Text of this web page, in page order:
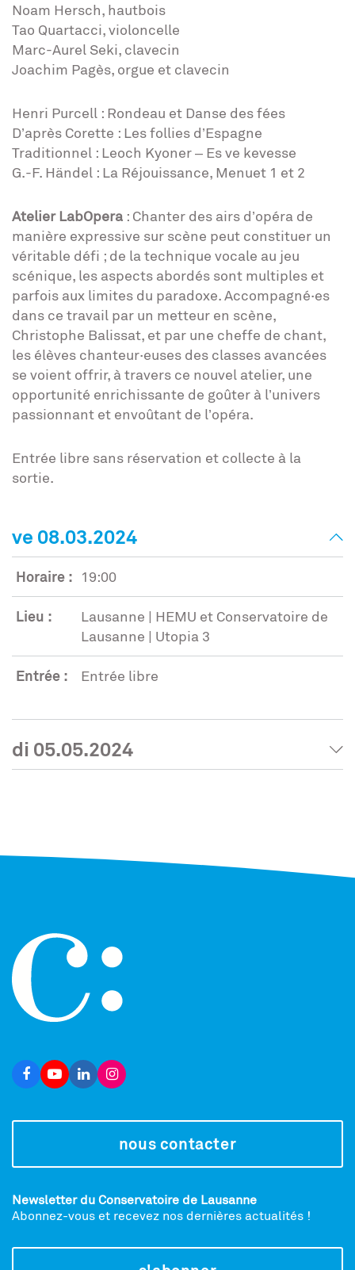
Noam Hersch, hautbois
Tao Quartacci, violoncelle
Marc-Aurel Seki, clavecin
Joachim Pagès, orgue et clavecin
Henri Purcell : Rondeau et Danse des fées
D’après Corette : Les follies d’Espagne
Traditionnel : Leoch Kyoner – Es ve kevesse
G.-F. Händel : La Réjouissance, Menuet 1 et 2
Atelier LabOpera : Chanter des airs d’opéra de
manière expressive sur scène peut constituer un
véritable défi ; de la technique vocale au jeu
scénique, les aspects abordés sont multiples et
parfois aux limites du paradoxe. Accompagné·es
dans ce travail par un metteur en scène,
Christophe Balissat, et par une cheffe de chant,
les élèves chanteur·euses des classes avancées
se voient offrir, à travers ce nouvel atelier, une
opportunité enrichissante de goûter à l’univers
passionnant et envoûtant de l’opéra.
Entrée libre sans réservation et collecte à la
sortie.
ve 08.03.2024
Horaire : 19:00
Lieu :
Lausanne | HEMU et Conservatoire de
Lausanne | Utopia 3
Entrée : Entrée libre
di 05.05.2024
nous contacter
Newsletter du Conservatoire de Lausanne
Abonnez-vous et recevez nos dernières actualités !